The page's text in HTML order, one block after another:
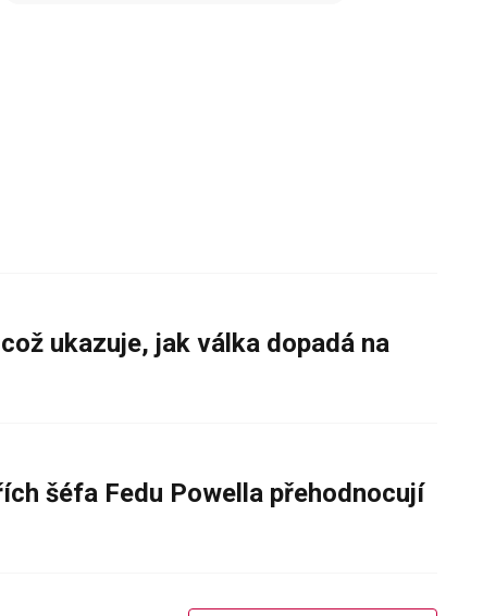
ukazuje, jak válka dopadá na
šéfa Fedu Powella přehodnocují